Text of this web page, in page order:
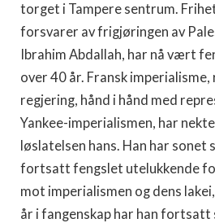
torget i Tampere sentrum.
forsvarer av frigjøringen av
Ibrahim Abdallah, har nå vært
over 40 år. Fransk
regjering, hånd i hånd med
Yankee-imperialismen, har
løslatelsen hans. Han har sonet
fortsatt fengslet utelukkende
mot imperialismen og dens
år i fangenskap har han